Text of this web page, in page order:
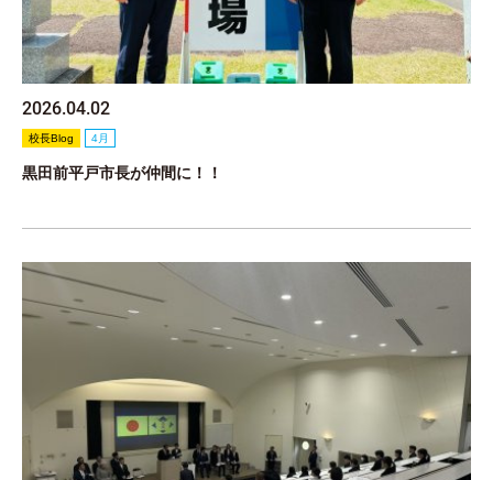
2026.04.02
校長Blog 4月
黒田前平戸市長が仲間に！！